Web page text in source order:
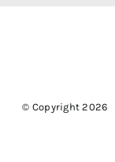
© Copyright2026